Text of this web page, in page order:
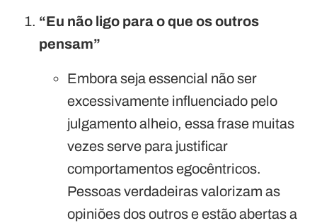
“Eu não ligo para o que os outros
pensam”
Embora seja essencial não ser
excessivamente influenciado pelo
julgamento alheio, essa frase muitas
vezes serve para justificar
comportamentos egocêntricos.
Pessoas verdadeiras valorizam as
opiniões dos outros e estão abertas a